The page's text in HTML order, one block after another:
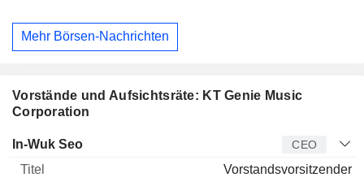
Mehr Börsen-Nachrichten
Vorstände und Aufsichtsräte: KT Genie Music
Corporation
Manager Titel
In-Wuk Seo CEO
Vorstandsvorsitzender